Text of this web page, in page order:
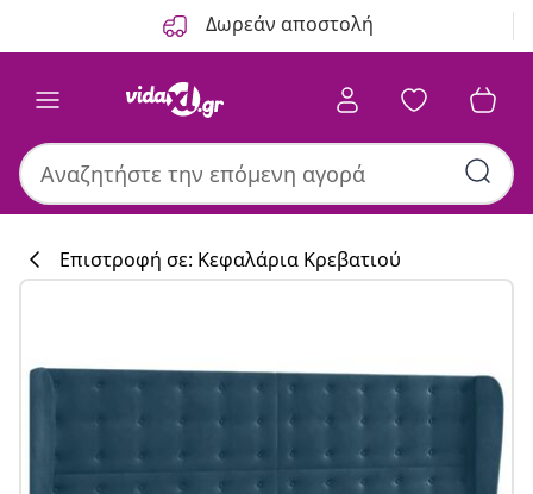
Δωρεάν αποστολή
#sharemevidaxl
Επιστροφή σε: Κεφαλάρια Κρεβατιού